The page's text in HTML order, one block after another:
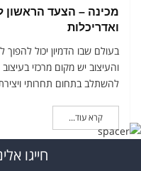
מכינה – הצעד הראשון
ואדריכלות
בעולם שבו הדמיון יכול
והעיצוב יש מקום מרכזי
להשתלב בתחום תחרותי
קרא עוד...
חייגו אלינו: